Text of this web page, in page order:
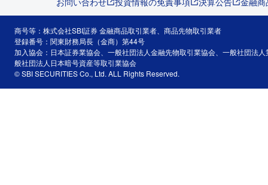
商号等：株式会社SBI証券 金融商品取引業者、商品先物取引業者
登録番号：関東財務局長（金商）第44号
加入協会：日本証券業協会、一般社団法人金融先物取引業協会、一般社団法
般社団法人日本暗号資産等取引業協会
© SBI SECURITIES Co., Ltd. ALL Rights Reserved.